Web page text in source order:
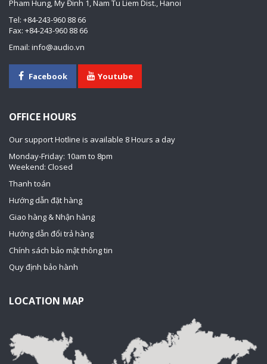
Pham Hung, My Đinh 1, Nam Tu Liem Dist., Hanoi
Tel: +84-243-960 88 66
Fax: +84-243-960 88 66
Email: info@audio.vn
Facebook Youtube
OFFICE HOURS
Our support Hotline is available 8 Hours a day
Monday-Friday: 10am to 8pm
Weekend: Closed
Thanh toán
Hướng dẫn đặt hàng
Giao hàng & Nhận hàng
Hướng dẫn đổi trả hàng
Chính sách bảo mật thông tin
Quy định bảo hành
LOCATION MAP